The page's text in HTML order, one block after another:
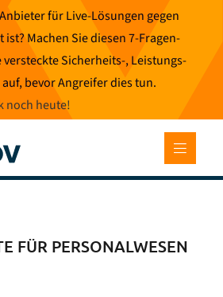
für Live-Lösungen gegen
Machen Sie diesen 7-Fragen-
versteckte Sicherheits-, Leistungs-
bevor Angreifer dies tun.
noch heute!
FÜR PERSONALWESEN